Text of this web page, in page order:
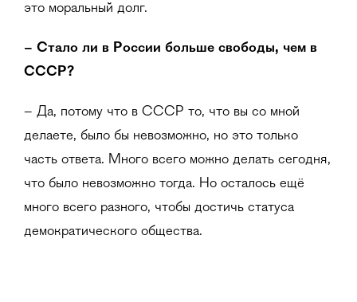
это моральный долг.
– Стало ли в России больше свободы, чем в
СССР?
– Да, потому что в СССР то, что вы со мной
делаете, было бы невозможно, но это только
часть ответа. Много всего можно делать сегодня,
что было невозможно тогда. Но осталось ещё
много всего разного, чтобы достичь статуса
демократического общества.